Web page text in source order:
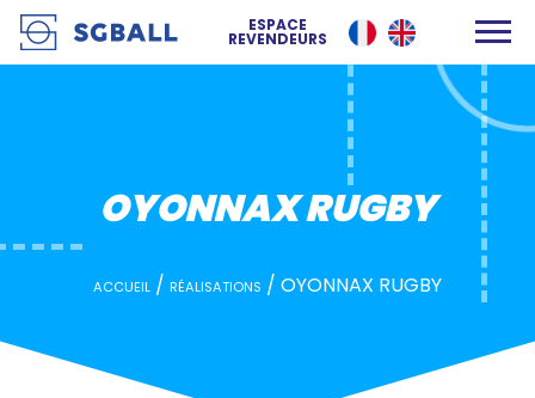
ESPACE
REVENDEURS
OYONNAX RUGBY
OYONNAX RUGBY
ACCUEIL / RÉALISATIONS / OYONNAX RUGBY